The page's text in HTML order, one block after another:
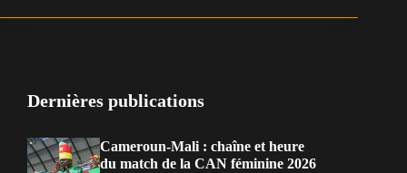
Dernières publications
Cameroun-Mali : chaîne et heure
du match de la CAN féminine 2026